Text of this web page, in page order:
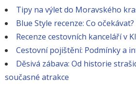
Tipy na výlet do Moravského
Blue Style recenze: Co očekávat?
Recenze cestovních kanceláří v
Cestovní pojištění: Podmínky a
Děsivá zábava: Od historie
současné atrakce